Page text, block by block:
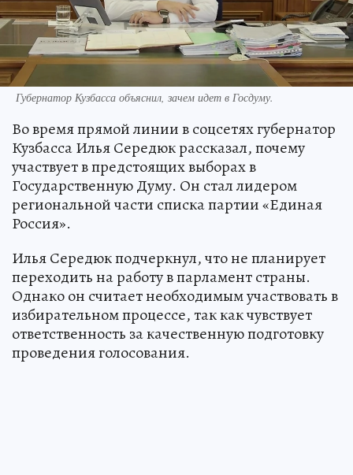
Губернатор Кузбасса объяснил, зачем идет в Госдуму.
Во время прямой линии в соцсетях губернатор
Кузбасса Илья Середюк рассказал, почему
участвует в предстоящих выборах в
Государственную Думу. Он стал лидером
региональной части списка партии «Единая
Россия».
Илья Середюк подчеркнул, что не планирует
переходить на работу в парламент страны.
Однако он считает необходимым участвовать в
избирательном процессе, так как чувствует
ответственность за качественную подготовку
проведения голосования.